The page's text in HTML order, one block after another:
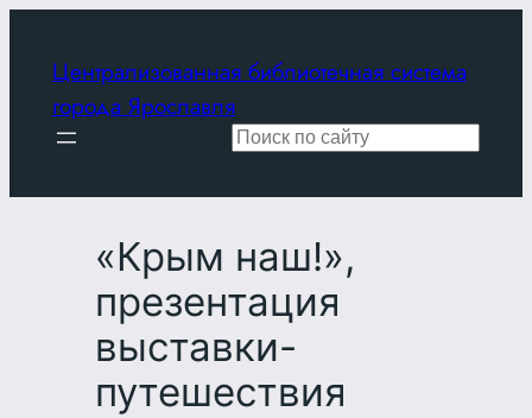
содержимому
Централизованная библиотечная система
города Ярославля
Поиск
«Крым наш!»,
презентация
выставки-
путешествия